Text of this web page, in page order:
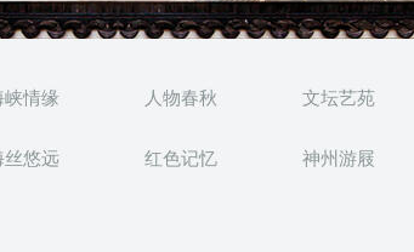
峡情缘 人物春秋 文坛艺苑
丝悠远 红色记忆 神州游屐